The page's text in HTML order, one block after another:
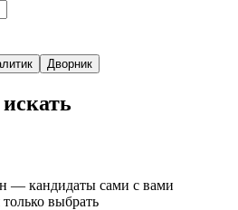
Дворник
— кандидаты сами с вами
выбрать